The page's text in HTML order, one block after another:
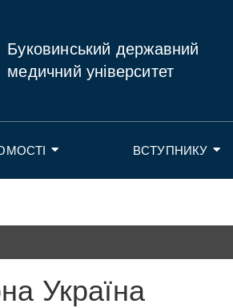
Буковинський державний
медичний університет
ВСТУПНИКУ
Україна